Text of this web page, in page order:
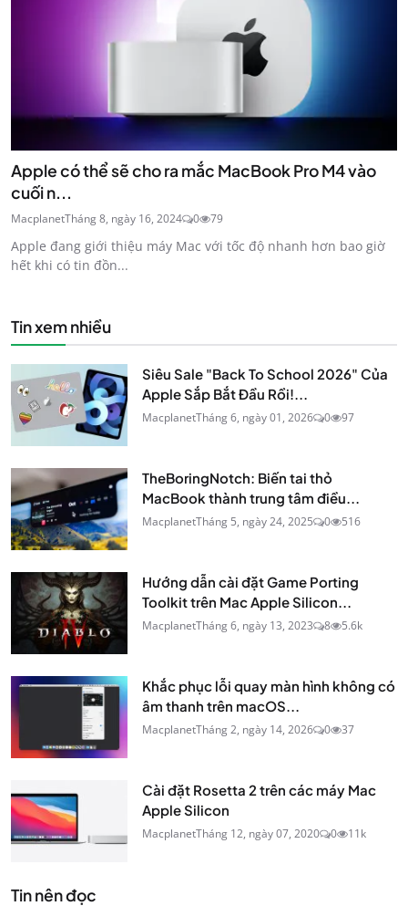
Apple có thể sẽ cho ra mắc MacBook Pro M4 vào
cuối n...
MacplanetTháng 8, ngày 16, 2024 0 79
Apple đang giới thiệu máy Mac với tốc độ nhanh hơn bao giờ
hết khi có tin đồn...
Tin xem nhiều
Siêu Sale "Back To School 2026" Của
Apple Sắp Bắt Đầu Rồi!...
MacplanetTháng 6, ngày 01, 2026 0 97
TheBoringNotch: Biến tai thỏ
MacBook thành trung tâm điều...
MacplanetTháng 5, ngày 24, 2025 0 516
Hướng dẫn cài đặt Game Porting
Toolkit trên Mac Apple Silicon...
MacplanetTháng 6, ngày 13, 2023 8 5.6k
Khắc phục lỗi quay màn hình không có
âm thanh trên macOS...
MacplanetTháng 2, ngày 14, 2026 0 37
Cài đặt Rosetta 2 trên các máy Mac
Apple Silicon
MacplanetTháng 12, ngày 07, 2020 0 11k
Tin nên đọc